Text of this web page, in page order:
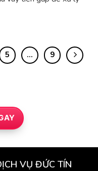
5 … 9
VỤ ĐỨC TÍN